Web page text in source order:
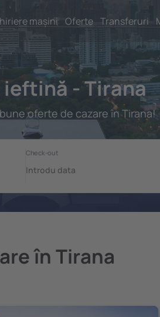
mașini Oferte Transferuri
ieftină - Tirana
oferte de cazare în Tirana!
în Tirana